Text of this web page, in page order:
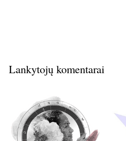
Lankytojų komentarai